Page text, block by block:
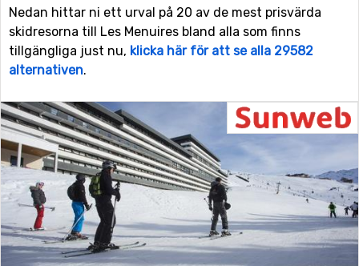
Nedan hittar ni ett urval på 20 av de mest prisvärda
skidresorna till Les Menuires bland alla som finns
tillgängliga just nu, klicka här för att se alla 29582
alternativen.